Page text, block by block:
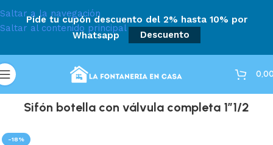
Saltar a la navegación
Saltar al contenido principal
Pide tu cupón descuento del 2% hasta 10% por
Whatsapp
Descuento
Sifón botella con válvula completa 1″1/2
-18%